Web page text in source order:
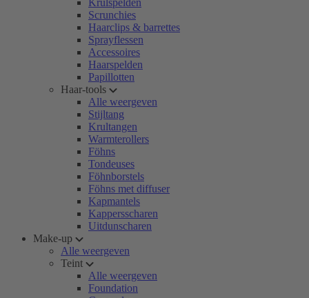
Krulspelden
Scrunchies
Haarclips & barrettes
Sprayflessen
Accessoires
Haarspelden
Papillotten
Haar-tools
Alle weergeven
Stijltang
Krultangen
Warmterollers
Föhns
Tondeuses
Föhnborstels
Föhns met diffuser
Kapmantels
Kappersscharen
Uitdunscharen
Make-up
Alle weergeven
Teint
Alle weergeven
Foundation